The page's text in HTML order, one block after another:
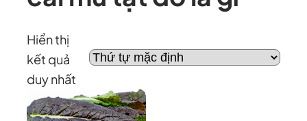
Hiển thị
kết quả
duy nhất